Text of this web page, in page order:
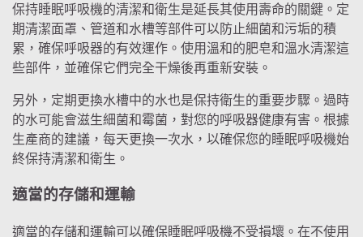
保持睡眠呼吸機的清潔和衛生是延長其使用壽命的關鍵。定
期清潔面罩、管道和水槽等部件可以防止細菌和污垢的積
累，確保呼吸器的有效運作。使用溫和的肥皂和溫水清潔這
些部件，並確保它們完全干燥後再重新安裝。
另外，定期更換水槽中的水也是保持衛生的重要步驟。過時
的水可能會滋生細菌和霉菌，對您的呼吸器健康有害。根據
生產商的建議，每天更換一次水，以確保您的睡眠呼吸機始
終保持清潔和衛生。
適當的存儲和運輸
適當的存儲和運輸可以確保睡眠呼吸機不受損壞。在不使用